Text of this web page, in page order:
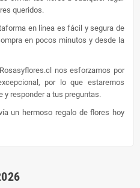
queridos.
en línea es fácil y segura de
en pocos minutos y desde la
nos esforzamos por
por lo que estaremos
y responder a tus preguntas.
un hermoso regalo de flores hoy